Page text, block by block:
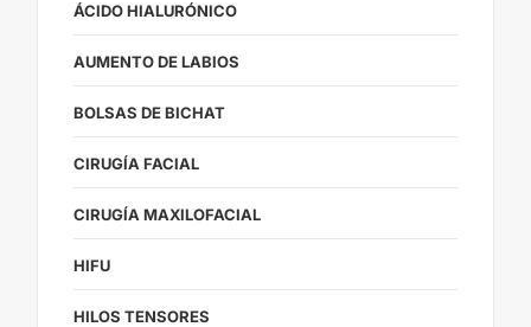
ÁCIDO HIALURÓNICO
AUMENTO DE LABIOS
BOLSAS DE BICHAT
CIRUGÍA FACIAL
CIRUGÍA MAXILOFACIAL
HIFU
HILOS TENSORES